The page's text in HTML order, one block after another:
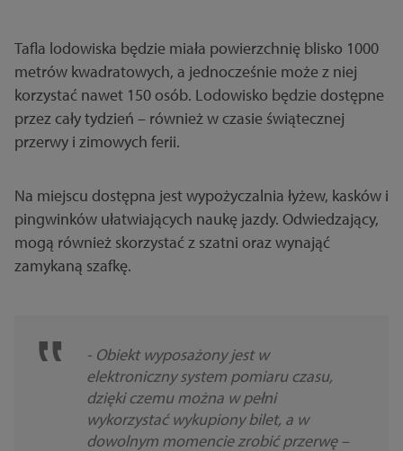
Tafla lodowiska będzie miała powierzchnię blisko 1000
metrów kwadratowych, a jednocześnie może z niej
korzystać nawet 150 osób. Lodowisko będzie dostępne
przez cały tydzień – również w czasie świątecznej
przerwy i zimowych ferii.
Na miejscu dostępna jest wypożyczalnia łyżew, kasków i
pingwinków ułatwiających naukę jazdy. Odwiedzający,
mogą również skorzystać z szatni oraz wynająć
zamykaną szafkę.
- Obiekt wyposażony jest w
elektroniczny system pomiaru czasu,
dzięki czemu można w pełni
wykorzystać wykupiony bilet, a w
dowolnym momencie zrobić przerwę –